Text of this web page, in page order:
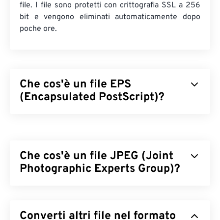
file. I file sono protetti con crittografia SSL a 256
bit e vengono eliminati automaticamente dopo
poche ore.
Che cos'è un file EPS
(Encapsulated PostScript)?
contiene anche un'immagine incapsulata che
mostra l'aspetto finale dell'immagine, fornendo agli
è comunemente utilizzato per la creazione di
Che cos'è un file JPEG (Joint
Photographic Experts Group)?
per comprimere fotografie e grafica. La notevole
Converti altri file nel formato